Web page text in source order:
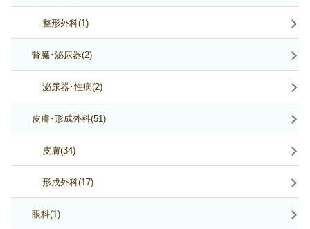
整形外科(1)
腎臓･泌尿器(2)
泌尿器･性病(2)
皮膚･形成外科(51)
皮膚(34)
形成外科(17)
眼科(1)